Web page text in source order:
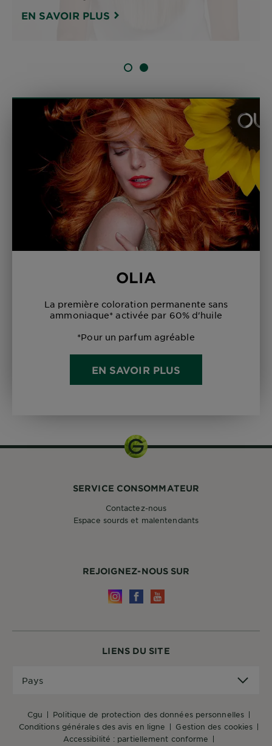
EN SAVOIR PLUS
DIAPOSITIVE 1
DIAPOSITIVE 2
OLIA
La première coloration permanente sans
ammoniaque* activée par 60% d'huile
*Pour un parfum agréable
EN SAVOIR PLUS
LIENS DU SITE
cgu
politique de protection des données personnelles
conditions générales des avis en ligne
gestion des cookies
accessibilité : partiellement conforme
Pays
REJOIGNEZ-NOUS SUR
SERVICE CONSOMMATEUR
Contactez-nous
Espace sourds et malentendants